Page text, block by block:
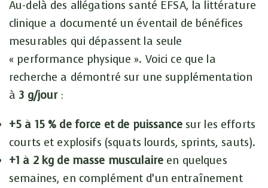
Au-delà des allégations santé EFSA, la littérature
clinique a documenté un éventail de bénéfices
mesurables qui dépassent la seule
« performance physique ». Voici ce que la
recherche a démontré sur une supplémentation
à3 g/jour:
+5 à 15 % de force et de puissancesur les efforts
courts et explosifs (squats lourds, sprints, sauts).
+1 à 2 kg de masse musculaire en quelques
semaines, en complément d’un entraînement